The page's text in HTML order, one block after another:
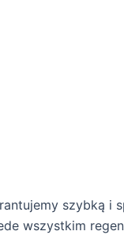
szybką i
wszystkim